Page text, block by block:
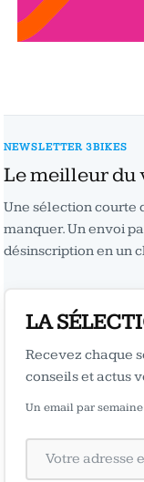
NEWSLETTER 3BIKES
Le meilleur du
Une sélection courte
manquer. Un envoi
désinscription en un
LA
Recevez chaque
conseils et actus
Un email par